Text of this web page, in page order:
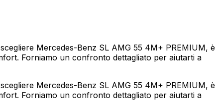
Mercedes-Benz SL AMG 55 4M+ PREMIUM, è
Forniamo un confronto dettagliato per aiutarti a
Mercedes-Benz SL AMG 55 4M+ PREMIUM, è
Forniamo un confronto dettagliato per aiutarti a